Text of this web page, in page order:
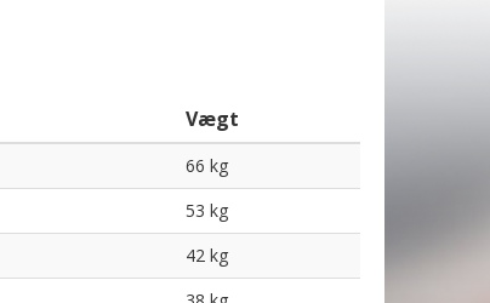
Vægt
66 kg
53 kg
42 kg